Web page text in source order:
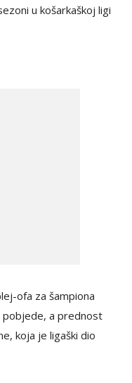
u košarkaškoj ligi
ofa za šampiona
pobjede, a prednost
koja je ligaški dio